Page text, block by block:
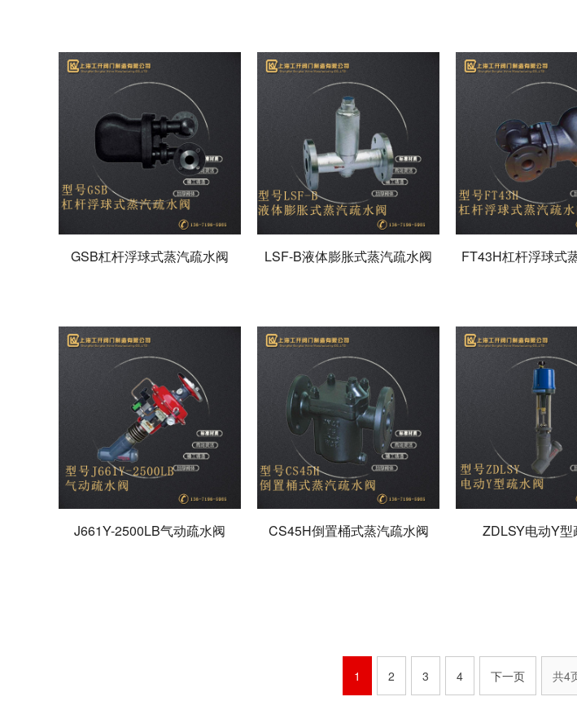
GSB杠杆浮球式蒸汽疏水阀 LSF-B液体膨胀式蒸汽疏水阀 FT43H杠杆浮球式
J661Y-2500LB气动疏水阀 CS45H倒置桶式蒸汽疏水阀 ZDLSY电动Y型
1 2 3 4 下一页 共4